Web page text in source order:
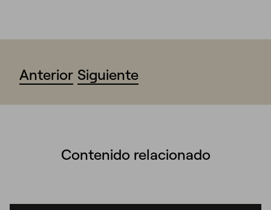
Anterior Siguiente
Contenido relacionado